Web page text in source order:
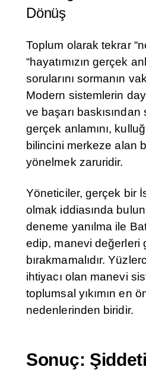
Dönüş
Toplum olarak tekrar
“hayatımızın gerçek
sorularını sormanın
Modern sistemlerin
ve başarı baskısından
gerçek anlamını,
bilincini merkeze alan
yönelmek zaruridir.
Yöneticiler, gerçek bir
olmak iddiasında
deneme yanılma ile
edip, manevi değerleri
bırakmamalıdır.
ihtiyacı olan manevi
toplumsal yıkımın en
nedenlerinden biridir.
Sonuç: